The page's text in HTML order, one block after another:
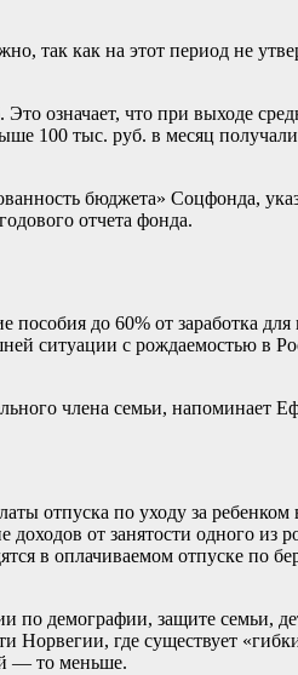
так как на этот период не
означает, что при выходе
100 тыс. руб. в месяц
бюджета» Соцфонда,
отчета фонда.
до 60% от заработка для
ситуации с рождаемостью в
члена семьи, напоминает
по уходу за ребенком в
от занятости одного из
в оплачиваемом отпуске по
по демографии, защите семьи,
Норвегии, где существует
— то меньше.